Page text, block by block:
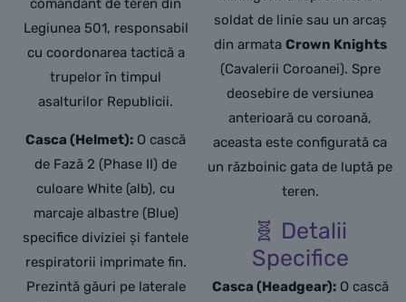
comandant de teren din
Legiunea 501, responsabil
cu coordonarea tactică a
trupelor în timpul
asalturilor Republicii.
Casca (Helmet): O cască
de Fază 2 (Phase II) de
culoare White (alb), cu
marcaje albastre (Blue)
specifice diviziei și fantele
respiratorii imprimate fin.
Prezintă găuri pe laterale
soldat de linie sau un arcaș
din armata Crown Knights
(Cavalerii Coroanei). Spre
deosebire de versiunea
anterioară cu coroană,
aceasta este configurată ca
un războinic gata de luptă pe
teren.
🧬 Detalii
Specifice
Casca (Headgear):O cască